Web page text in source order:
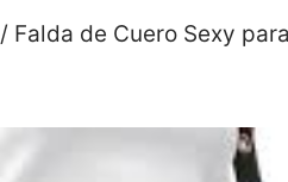
/ Falda de Cuero Sexy